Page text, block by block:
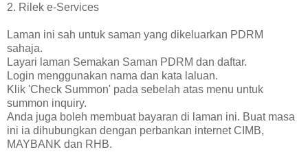
2. Rilek e-Services
Laman ini sah untuk saman yang dikeluarkan PDRM
sahaja.
Layari laman Semakan Saman PDRM dan daftar.
Login menggunakan nama dan kata laluan.
Klik 'Check Summon' pada sebelah atas menu untuk
summon inquiry.
Anda juga boleh membuat bayaran di laman ini. Buat masa
ini ia dihubungkan dengan perbankan internet CIMB,
MAYBANK dan RHB.